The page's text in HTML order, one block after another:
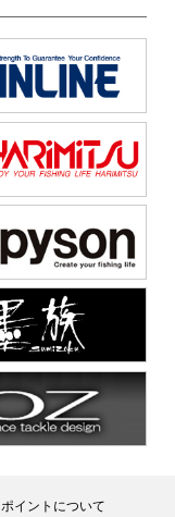
ポイントについて